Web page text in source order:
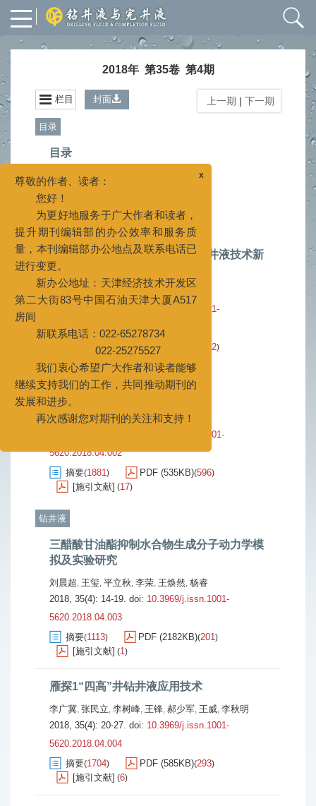
2018年 第35卷 第4期
栏目 封面 上一期 | 下一期
目录
目录
2018, 35(4).
专论
井壁强化机理与致密承压封堵钻井液技术新
进展
邱正松, 暴丹,李佳 , 刘均一 ,
陈家旭
10.3969/j.issn.1001-
5620.2018.04.001
1867) PDF (2047KB) 392)
[施引文献] ( 44
干热岩钻井液技术新进展
梁文利
10.3969/j.issn.1001-
5620.2018.04.002
摘要(1881) PDF (535KB)(596)
[施引文献] (17)
钻井液
三醋酸甘油酯抑制水合物生成分子动力学模
拟及实验研究
刘晨超, 王玺, 平立秋, 李荣, 王焕然, 杨睿
2018, 35(4): 14-19. doi: 10.3969/j.issn.1001-
5620.2018.04.003
摘要(1113) PDF (2182KB)(201)
[施引文献] (1)
雁探1“四高”井钻井液应用技术
李广冀, 张民立, 李树峰, 王锋, 郝少军, 王威, 李秋明
2018, 35(4): 20-27. doi: 10.3969/j.issn.1001-
5620.2018.04.004
摘要(1704) PDF (585KB)(293)
[施引文献] (6)
尊敬的作者、读者：
您好！
为更好地服务于广大作者和读者，
提升期刊编辑部的办公效率和服务质
量，本刊编辑部办公地点及联系电话已
进行变更。
新办公地址：天津经济技术开发区
第二大街83号中国石油天津大厦A517
房间
022-25275527
我们衷心希望广大作者和读者能够
继续支持我们的工作，共同推动期刊的
发展和进步。
再次感谢您对期刊的关注和支持！